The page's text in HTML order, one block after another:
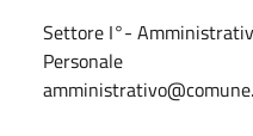
Settore I°-
Personale